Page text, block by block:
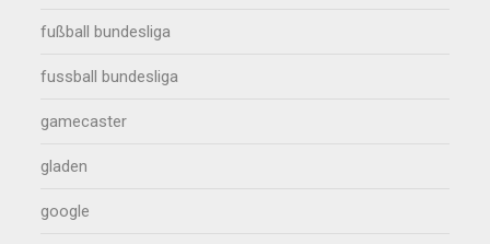
fußball bundesliga
fussball bundesliga
gamecaster
gladen
google